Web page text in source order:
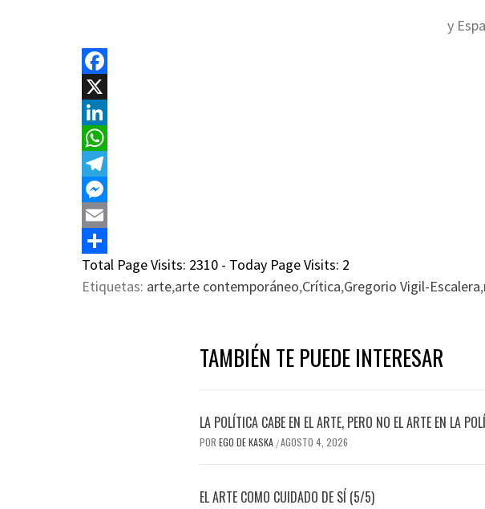
y
Facebook
X
LinkedIn
WhatsApp
Telegram
Messenger
Email
Compartir
Total Page Visits: 2310 - Today Page Visits: 2
Etiquetas: arte,arte contemporáneo,Crítica,Gregorio Vigil-Escalera,
TAMBIÉN TE PUEDE INTERESAR
LA POLÍTICA CABE EN EL ARTE, PERO NO EL ARTE EN LA
POR EGO DE KASKA /AGOSTO 4, 2026
EL ARTE COMO CUIDADO DE SÍ (5/5)